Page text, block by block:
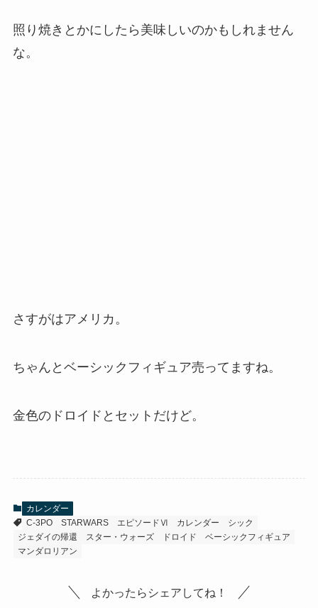
照り焼きとかにしたら美味しいのかもしれません
な。
さすがはアメリカ。
ちゃんとベーシックフィギュア売ってますね。
金色のドロイドとセットだけど。
カレンダー
C-3PO
STARWARS エピソードⅥ カレンダー
シック
ジェダイの帰還
スター・ウォーズ ドロイド
ベーシックフィギュア
マンダロリアン
よかったらシェアしてね！